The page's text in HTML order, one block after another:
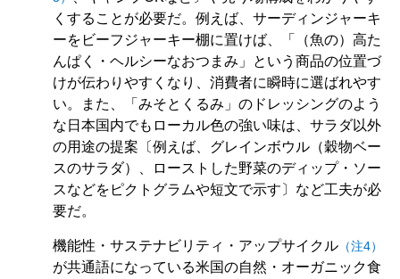
くすることが必要だ。例えば、サーディンジャーキ
ーをビーフジャーキー棚に置けば、「（魚の）高た
んぱく・ヘルシーなおつまみ」という商品の位置づ
けが伝わりやすくなり、消費者に瞬時に選ばれやす
い。また、「みそとくるみ」のドレッシングのよう
な日本国内でもローカル色の強い味は、サラダ以外
の用途の提案〔例えば、グレインボウル（穀物ベー
スのサラダ）、ローストした野菜のディップ・ソー
スなどをピクトグラムや短文で示す〕など工夫が必
要だ。
機能性・サステナビリティ・アップサイクル（注4）
が共通語になっている米国の自然・オーガニック食